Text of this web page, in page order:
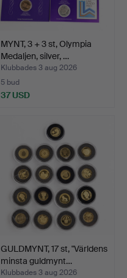
MYNT, 3 + 3 st, Olympia
Medaljen, silver, …
Klubbades 3 aug 2026
5 bud
37 USD
GULDMYNT, 17 st, "Världens
minsta guldmynt…
Klubbades 3 aug 2026